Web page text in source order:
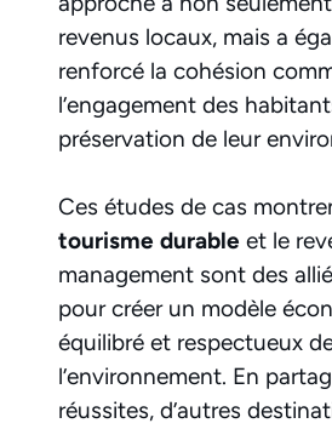
revenus locaux, mais a
renforcé la cohésion
l’engagement des
préservation de leur
Ces études de cas
tourisme durable et le
management sont des
pour créer un modèle
équilibré et respectueux
l’environnement. En
réussites, d’autres